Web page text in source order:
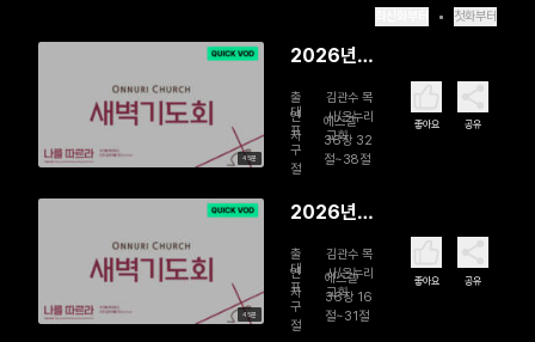
첫화부터
45분
2026년
일 황무지
를 에덴으
로 바꾸시
다
출
연
자
김관수 목
사/온누리
교회
대
표
구
절
에스겔
36장 32
절~38절
좋아요 공유
45분
2026년
일 새 마음
으로 주시
는 은혜, 새
출
연
자
김관수 목
사/온누리
교회
대
표
구
절
에스겔
36장 16
절~31절
좋아요 공유